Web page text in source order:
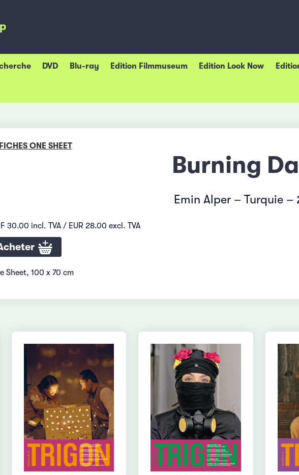
DVD Blu-ray Edition Filmmuseum Edition Look Now
ONE SHEET
Burning
Emin Alper – Turquie –
30.00 incl. TVA / EUR 28.00 excl. TVA
Sheet, 100 x 70 cm